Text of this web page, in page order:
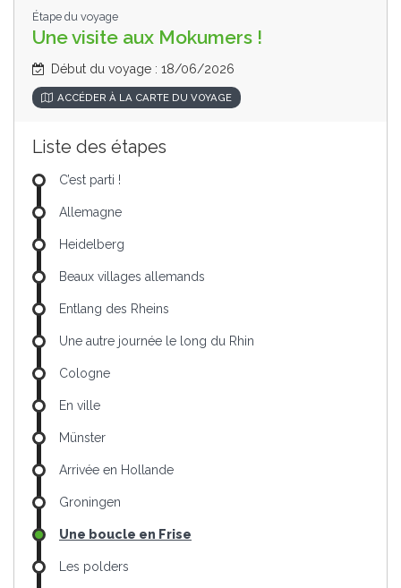
Étape du voyage
Une visite aux Mokumers !
Début du voyage : 18/06/2026
ACCÉDER À LA CARTE DU VOYAGE
Liste des étapes
C’est parti !
Allemagne
Heidelberg
Beaux villages allemands
Entlang des Rheins
Une autre journée le long du Rhin
Cologne
En ville
Münster
Arrivée en Hollande
Groningen
Une boucle en Frise
Les polders